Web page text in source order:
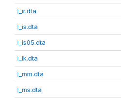
l_ir.dta
l_is.dta
l_is05.dta
l_lk.dta
l_mm.dta
l_ms.dta